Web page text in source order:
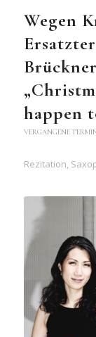
Wegen
happen
VERGANGENE
Rezitation,